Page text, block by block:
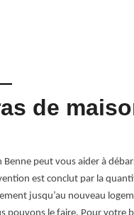
de
Benne peut vous aider à
est conclut par la
jusqu’au nouveau